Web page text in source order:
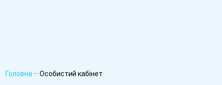
Головна –Особистий кабінет